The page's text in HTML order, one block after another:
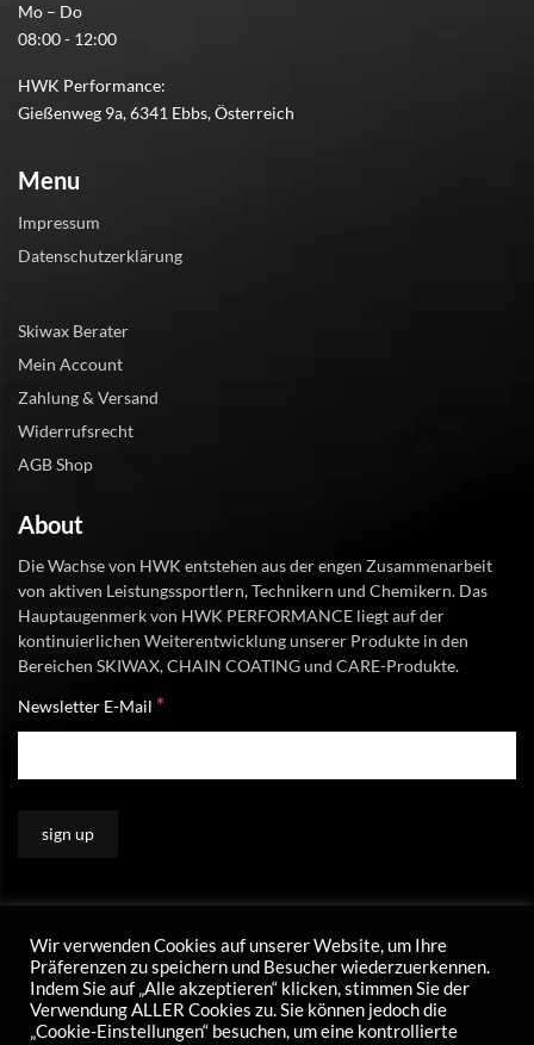
Mo – Do
08:00 - 12:00
HWK Performance:
Gießenweg 9a, 6341 Ebbs, Österreich
Menu
Impressum
Datenschutzerklärung
Skiwax Berater
Mein Account
Zahlung & Versand
Widerrufsrecht
AGB Shop
About
Die Wachse von HWK entstehen aus der engen Zusammenarbeit
von aktiven Leistungssportlern, Technikern und Chemikern. Das
Hauptaugenmerk von HWK PERFORMANCE liegt auf der
kontinuierlichen Weiterentwicklung unserer Produkte in den
Bereichen SKIWAX, CHAIN COATING und CARE-Produkte.
Newsletter E-Mail *
Wir verwenden Cookies auf unserer Website, um Ihre
Präferenzen zu speichern und Besucher wiederzuerkennen.
Indem Sie auf „Alle akzeptieren“ klicken, stimmen Sie der
Verwendung ALLER Cookies zu. Sie können jedoch die
„Cookie-Einstellungen“ besuchen, um eine kontrollierte